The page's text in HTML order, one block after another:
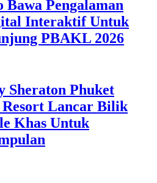
Bawa Pengalaman
Interaktif Untuk
PBAKL 2026
Sheraton Phuket
Resort Lancar Bilik
Khas Untuk